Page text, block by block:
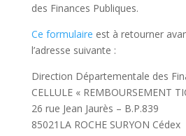
des Finances Publiques.
Ce formulaire est à retourner
l’adresse suivante :
Direction Départementale des
CELLULE « REMBOURSEMENT
26 rue Jean Jaurès – B.P.839
85021LA ROCHE SURYON Cédex